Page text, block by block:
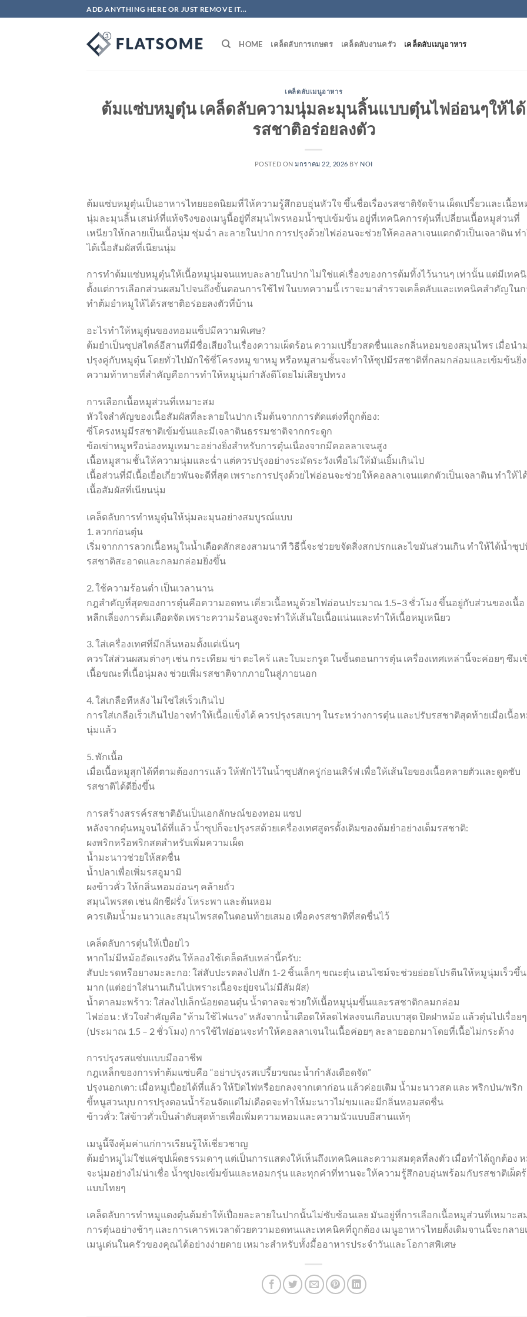
ไป
ADD ANYTHING HERE OR JUST REMOVE IT...
HOME เคล็ดลับการเกษตร เคล็ดลับงานครัว เคล็ดลับเมนูอาหาร
เคล็ดลับเมนูอาหาร
ต้มแซ่บหมูตุ๋น เคล็ดลับความนุ่มละมุนลิ้นแบบตุ๋นไฟอ่อนๆให้ได้
รสชาติอร่อยลงตัว
POSTED ONมกราคม 22, 2026 BY NOI
ต้มแซ่บหมูตุ๋นเป็นอาหารไทยยอดนิยมที่ให้ความรู้สึกอบอุ่นหัวใจ ขึ้นชื่อเรื่องรสชาติจัดจ้าน เผ็ดเปรี้ยวและเนื้อ
นุ่มละมุนลิ้น เสน่ห์ที่แท้จริงของเมนูนี้อยู่ที่สมุนไพรหอมน้ำซุปเข้มข้น อยู่ที่เทคนิคการตุ๋นที่เปลี่ยนเนื้อหมูส่วนที่
เหนียวให้กลายเป็นเนื้อนุ่ม ชุ่มฉ่ำ ละลายในปาก การปรุงด้วยไฟอ่อนจะช่วยให้คอลลาเจนแตกตัวเป็นเจลาติน ท
ได้เนื้อสัมผัสที่เนียนนุ่ม
การทำต้มแซ่บหมูตุ๋นให้เนื้อหมูนุ่มจนแทบละลายในปาก ไม่ใช่แค่เรื่องของการต้มทิ้งไว้นานๆ เท่านั้น แต่มีเทค
ตั้งแต่การเลือกส่วนผสมไปจนถึงขั้นตอนการใช้ไฟ ในบทความนี้ เราจะมาสำรวจเคล็ดลับและเทคนิคสำคัญในก
ทำต้มยำหมูให้ได้รสชาติอร่อยลงตัวที่บ้าน
อะไรทำให้หมูตุ๋นของทอมแซ็ปมีความพิเศษ?
ต้มยำเป็นซุปสไตล์อีสานที่มีชื่อเสียงในเรื่องความเผ็ดร้อน ความเปรี้ยวสดชื่นและกลิ่นหอมของสมุนไพร เมื่อนำ
ปรุงคู่กับหมูตุ๋น โดยทั่วไปมักใช้ซี่โครงหมู ขาหมู หรือหมูสามชั้นจะทำให้ซุปมีรสชาติที่กลมกล่อมและเข้มข้นยิ่
ความท้าทายที่สำคัญคือการทำให้หมูนุ่มกำลังดีโดยไม่เสียรูปทรง
การเลือกเนื้อหมูส่วนที่เหมาะสม
หัวใจสำคัญของเนื้อสัมผัสที่ละลายในปาก เริ่มต้นจากการตัดแต่งที่ถูกต้อง:
ซี่โครงหมูมีรสชาติเข้มข้นและมีเจลาตินธรรมชาติจากกระดูก
ข้อเข่าหมูหรือน่องหมูเหมาะอย่างยิ่งสำหรับการตุ๋นเนื่องจากมีคอลลาเจนสูง
เนื้อหมูสามชั้นให้ความนุ่มและฉ่ำ แต่ควรปรุงอย่างระมัดระวังเพื่อไม่ให้มันเยิ้มเกินไป
เนื้อส่วนที่มีเนื้อเยื่อเกี่ยวพันจะดีที่สุด เพราะการปรุงด้วยไฟอ่อนจะช่วยให้คอลลาเจนแตกตัวเป็นเจลาติน ทำให้ได้
เนื้อสัมผัสที่เนียนนุ่ม
เคล็ดลับการทำหมูตุ๋นให้นุ่มละมุนอย่างสมบูรณ์แบบ
1. ลวกก่อนตุ๋น
เริ่มจากการลวกเนื้อหมูในน้ำเดือดสักสองสามนาที วิธีนี้จะช่วยขจัดสิ่งสกปรกและไขมันส่วนเกิน ทำให้ได้น้ำซุ
รสชาติสะอาดและกลมกล่อมยิ่งขึ้น
2. ใช้ความร้อนต่ำ เป็นเวลานาน
กฎสำคัญที่สุดของการตุ๋นคือความอดทน เคี่ยวเนื้อหมูด้วยไฟอ่อนประมาณ 1.5–3 ชั่วโมง ขึ้นอยู่กับส่วนของเนื้อ
หลีกเลี่ยงการต้มเดือดจัด เพราะความร้อนสูงจะทำให้เส้นใยเนื้อแน่นและทำให้เนื้อหมูเหนียว
3. ใส่เครื่องเทศที่มีกลิ่นหอมตั้งแต่เนิ่นๆ
ควรใส่ส่วนผสมต่างๆ เช่น กระเทียม ข่า ตะไคร้ และใบมะกรูด ในขั้นตอนการตุ๋น เครื่องเทศเหล่านี้จะค่อยๆ ซึมเ
เนื้อขณะที่เนื้อนุ่มลง ช่วยเพิ่มรสชาติจากภายในสู่ภายนอก
4. ใส่เกลือทีหลัง ไม่ใช่ใส่เร็วเกินไป
การใส่เกลือเร็วเกินไปอาจทำให้เนื้อแข็งได้ ควรปรุงรสเบาๆ ในระหว่างการตุ๋น และปรับรสชาติสุดท้ายเมื่อเนื้อ
นุ่มแล้ว
5. พักเนื้อ
เมื่อเนื้อหมูสุกได้ที่ตามต้องการแล้ว ให้พักไว้ในน้ำซุปสักครู่ก่อนเสิร์ฟ เพื่อให้เส้นใยของเนื้อคลายตัวและดูดซับ
รสชาติได้ดียิ่งขึ้น
การสร้างสรรค์รสชาติอันเป็นเอกลักษณ์ของทอม แซป
หลังจากตุ๋นหมูจนได้ที่แล้ว น้ำซุปก็จะปรุงรสด้วยเครื่องเทศสูตรดั้งเดิมของต้มยำอย่างเต็มรสชาติ:
ผงพริกหรือพริกสดสำหรับเพิ่มความเผ็ด
น้ำมะนาวช่วยให้สดชื่น
น้ำปลาเพื่อเพิ่มรสอูมามิ
ผงข้าวคั่ว ให้กลิ่นหอมอ่อนๆ คล้ายถั่ว
สมุนไพรสด เช่น ผักชีฝรั่ง โหระพา และต้นหอม
ควรเติมน้ำมะนาวและสมุนไพรสดในตอนท้ายเสมอ เพื่อคงรสชาติที่สดชื่นไว้
เคล็ดลับการตุ๋นให้เปื่อยไว
หากไม่มีหม้ออัดแรงดัน ให้ลองใช้เคล็ดลับเหล่านี้ครับ:
สับปะรดหรือยางมะละกอ: ใส่สับปะรดลงไปสัก 1-2 ชิ้นเล็กๆ ขณะตุ๋น เอนไซม์จะช่วยย่อยโปรตีนให้หมูนุ่มเร็วขึ้น
มาก (แต่อย่าใส่นานเกินไปเพราะเนื้อจะยุ่ยจนไม่มีสัมผัส)
น้ำตาลมะพร้าว: ใส่ลงไปเล็กน้อยตอนตุ๋น น้ำตาลจะช่วยให้เนื้อหมูนุ่มขึ้นและรสชาติกลมกล่อม
ไฟอ่อน : หัวใจสำคัญคือ “ห้ามใช้ไฟแรง” หลังจากน้ำเดือดให้ลดไฟลงจนเกือบเบาสุด ปิดฝาหม้อ แล้วตุ๋นไปเรื่อยๆ
(ประมาณ 1.5 – 2 ชั่วโมง) การใช้ไฟอ่อนจะทำให้คอลลาเจนในเนื้อค่อยๆ ละลายออกมาโดยที่เนื้อไม่กระด้าง
การปรุงรสแซ่บแบบมืออาชีพ
กฎเหล็กของการทำต้มแซ่บคือ “อย่าปรุงรสเปรี้ยวขณะน้ำกำลังเดือดจัด”
ปรุงนอกเตา: เมื่อหมูเปื่อยได้ที่แล้ว ให้ปิดไฟหรือยกลงจากเตาก่อน แล้วค่อยเติม น้ำมะนาวสด และ พริกป่น/พริก
ขี้หนูสวนบุบ การปรุงตอนน้ำร้อนจัดแต่ไม่เดือดจะทำให้มะนาวไม่ขมและมีกลิ่นหอมสดชื่น
ข้าวคั่ว: ใส่ข้าวคั่วเป็นลำดับสุดท้ายเพื่อเพิ่มความหอมและความนัวแบบอีสานแท้ๆ
เมนูนี้จึงคุ้มค่าแก่การเรียนรู้ให้เชี่ยวชาญ
ต้มยำหมูไม่ใช่แค่ซุปเผ็ดธรรมดาๆ แต่เป็นการแสดงให้เห็นถึงเทคนิคและความสมดุลที่ลงตัว เมื่อทำได้ถูกต้อง
จะนุ่มอย่างไม่น่าเชื่อ น้ำซุปจะเข้มข้นและหอมกรุ่น และทุกคำที่ทานจะให้ความรู้สึกอบอุ่นพร้อมกับรสชาติเผ็ด
แบบไทยๆ
เคล็ดลับการทำหมูแดงตุ๋นต้มยำให้เปื่อยละลายในปากนั้นไม่ซับซ้อนเลย มันอยู่ที่การเลือกเนื้อหมูส่วนที่เหมาะส
การตุ๋นอย่างช้าๆ และการเคารพเวลาด้วยความอดทนและเทคนิคที่ถูกต้อง เมนูอาหารไทยดั้งเดิมจานนี้จะกลาย
เมนูเด่นในครัวของคุณได้อย่างง่ายดาย เหมาะสำหรับทั้งมื้ออาหารประจำวันและโอกาสพิเศษ